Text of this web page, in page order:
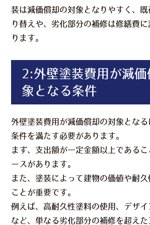
装は減価償却の対象となりやすく、
り替えや、劣化部分の補修は修繕費
ります。
2:外壁塗装費用が減価
象となる条件
外壁塗装費用が減価償却の対象とな
条件を満たす必要があります。
まず、支出額が一定金額以上である
ースがあります。
また、塗装によって建物の価値や耐
ことが重要です。
例えば、高耐久性塗料の使用、デザイ
など、単なる劣化部分の補修を超え